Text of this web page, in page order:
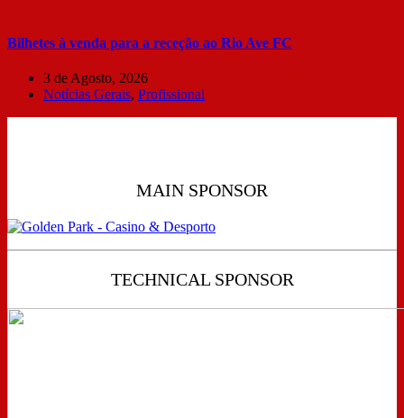
Bilhetes à venda para a receção ao Rio Ave FC
3 de Agosto, 2026
Notícias Gerais, Profissional
MAIN SPONSOR
TECHNICAL SPONSOR